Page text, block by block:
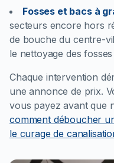
Fosses et bacs à
secteurs encore hors
de bouche du centre-
le nettoyage des
Chaque intervention
une annonce de prix.
vous payez avant que
comment déboucher
le curage de